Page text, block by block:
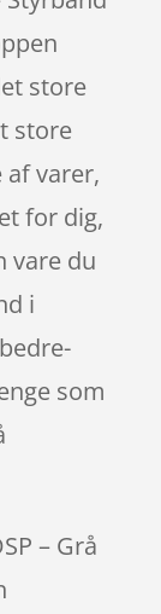
store
store
af varer,
for dig,
vare du
i
som
– Grå